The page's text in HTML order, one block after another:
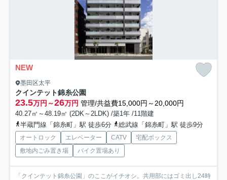
NEW
墨田区太平
クインテット錦糸公園
23.5万円～26万円 管理/共益費15,000円～20,000円
40.27㎡～48.19㎡ (2DK～2LDK) /築1年 /11階建
半蔵門線「錦糸町」駅 徒歩6分
総武線「錦糸町」駅 徒歩9分
オートロック エレベーター CATV
宅配ボックス
敷地内ごみ置き場
バイク置場あり
「クインテット錦糸公園」のここがイチオシ。共用部にはゴミ出し24時